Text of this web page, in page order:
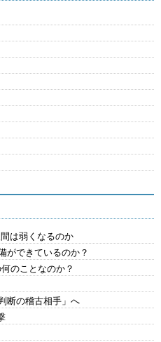
は弱くなるのか
ができているのか？
のことなのか？
断の稽古相手」へ